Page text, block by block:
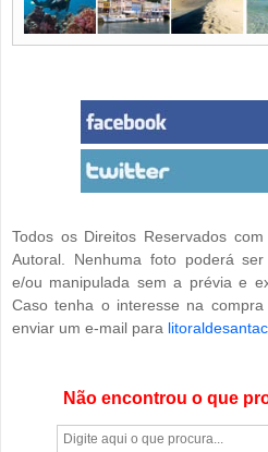
Todos os Direitos Reservados
Autoral. Nenhuma foto poderá
e/ou manipulada sem a prévia e
Caso tenha o interesse na
enviar um e-mail para
Não encontrou o que